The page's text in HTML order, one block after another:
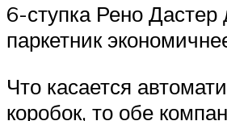
6-ступка Рено Дастер
паркетник
Что касается
коробок, то обе